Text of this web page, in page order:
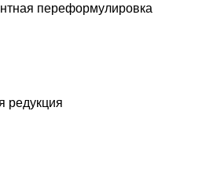
переформулировка
редукция